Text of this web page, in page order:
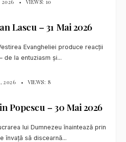
2026 • VIEWS: 10
Lascu – 31 Mai 2026
Evangheliei produce reacții
de la entuziasm și...
2026 • VIEWS: 8
Popescu – 30 Mai 2026
lui Dumnezeu înaintează prin
învață să discearnă...